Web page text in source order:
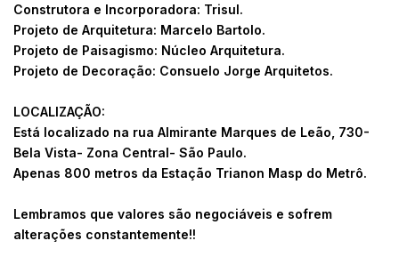
Construtora e Incorporadora: Trisul.
Projeto de Arquitetura: Marcelo Bartolo.
Projeto de Paisagismo: Núcleo Arquitetura.
Projeto de Decoração: Consuelo Jorge Arquitetos.
LOCALIZAÇÃO:
Está localizado na rua Almirante Marques de Leão, 730-
Bela Vista- Zona Central- São Paulo.
Apenas 800 metros da Estação Trianon Masp do Metrô.
Lembramos que valores são negociáveis e sofrem
alterações constantemente!!